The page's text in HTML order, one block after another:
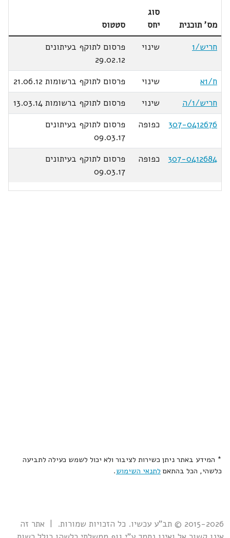
מס' תוכנית
סוג
יחס
סטטוס
חריש/1
שינוי
פרסום לתוקף בעיתונים
29.02.12
ח/1א
שינוי
פרסום לתוקף ברשומות 21.06.12
חריש/1/ה
שינוי
פרסום לתוקף ברשומות 13.03.14
307-0412676
כפופה
פרסום לתוקף בעיתונים
09.03.17
307-0412684
כפופה
פרסום לתוקף בעיתונים
09.03.17
* המידע באתר ניתן כשירות לציבור ולא יכול לשמש כעילה לתביעה
כלשהי, הכל בהתאם לתנאי השימוש.
2015-2026 © תב"ע עכשיו. כל הזכויות שמורות. | אתר זה